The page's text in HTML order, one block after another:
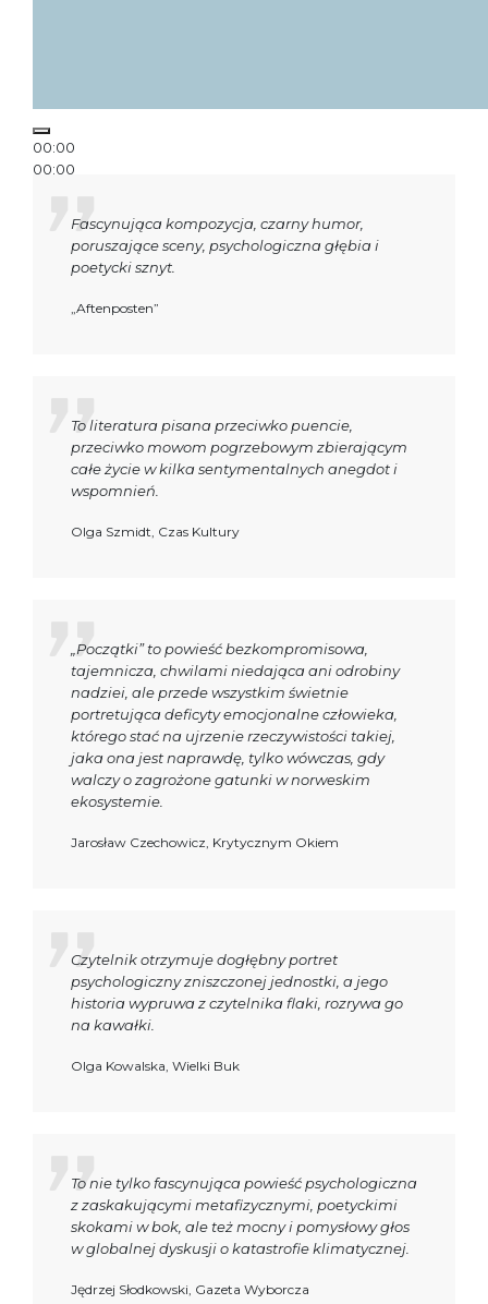
00:00
00:00
Fascynująca kompozycja, czarny humor,
poruszające sceny, psychologiczna głębia i
poetycki sznyt.
„Aftenposten”
To literatura pisana przeciwko puencie,
przeciwko mowom pogrzebowym zbierającym
całe życie w kilka sentymentalnych anegdot i
wspomnień.
Olga Szmidt, Czas Kultury
„Początki” to powieść bezkompromisowa,
tajemnicza, chwilami niedająca ani odrobiny
nadziei, ale przede wszystkim świetnie
portretująca deficyty emocjonalne człowieka,
którego stać na ujrzenie rzeczywistości takiej,
jaka ona jest naprawdę, tylko wówczas, gdy
walczy o zagrożone gatunki w norweskim
ekosystemie.
Jarosław Czechowicz, Krytycznym Okiem
Czytelnik otrzymuje dogłębny portret
psychologiczny zniszczonej jednostki, a jego
historia wypruwa z czytelnika flaki, rozrywa go
na kawałki.
Olga Kowalska, Wielki Buk
To nie tylko fascynująca powieść psychologiczna
z zaskakującymi metafizycznymi, poetyckimi
skokami w bok, ale też mocny i pomysłowy głos
w globalnej dyskusji o katastrofie klimatycznej.
Jędrzej Słodkowski, Gazeta Wyborcza